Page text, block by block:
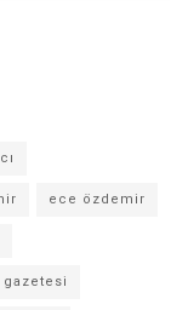
ece özdemir